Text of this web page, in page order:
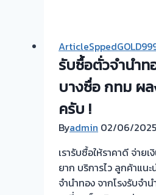
ซื้อ
ตั๋ว
จำนำ
ซื้อ
นอก
สถาน
ที่
รับซื้อตั่วจำนำท
บางซื่อ กทม ผ
ครับ !
Byadmin 02/06/2025
เรารับซื้อให้ราคาดี จ่าย
ยาก บริการไว ลูกค้าแ
จำนำทอง จากโรงรับจำ